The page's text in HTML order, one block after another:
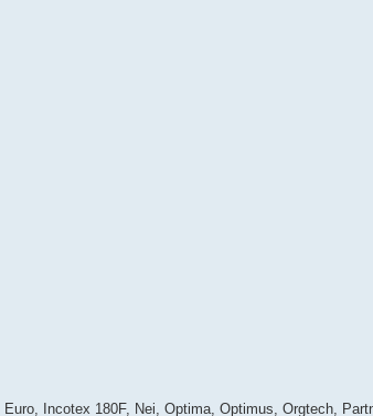
Incotex 180F, Nei, Optima, Optimus, Orgtech,